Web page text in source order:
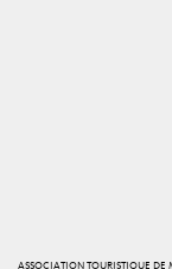
ASSOCIATION TOURISTIQUE